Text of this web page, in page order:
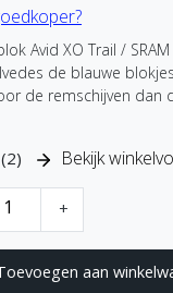
Avid XO Trail /
de blauwe
de remschijven dan
Bekijk
+
aan